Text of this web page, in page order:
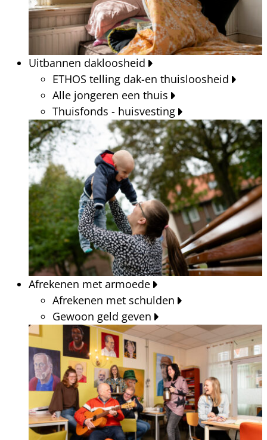
Uitbannen dakloosheid
ETHOS telling dak-en thuisloosheid
Alle jongeren een thuis
Thuisfonds - huisvesting
Afrekenen met armoede
Afrekenen met schulden
Gewoon geld geven